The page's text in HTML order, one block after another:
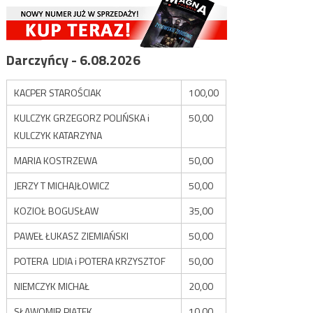
Darczyńcy - 6.08.2026
KACPER STAROŚCIAK
100,00
KULCZYK GRZEGORZ POLIŃSKA i
KULCZYK KATARZYNA
50,00
MARIA KOSTRZEWA
50,00
JERZY T MICHAJŁOWICZ
50,00
KOZIOŁ BOGUSŁAW
35,00
PAWEŁ ŁUKASZ ZIEMIAŃSKI
50,00
POTERA LIDIA i POTERA KRZYSZTOF
50,00
NIEMCZYK MICHAŁ
20,00